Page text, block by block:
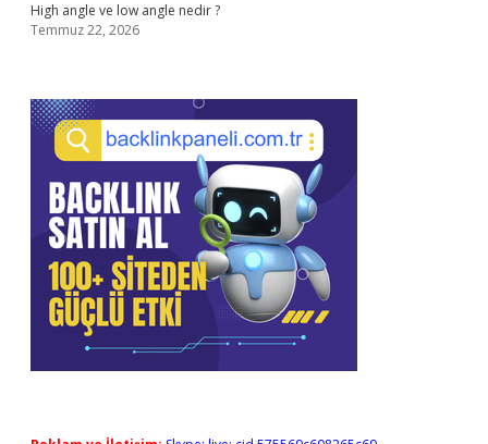
High angle ve low angle nedir ?
Temmuz 22, 2026